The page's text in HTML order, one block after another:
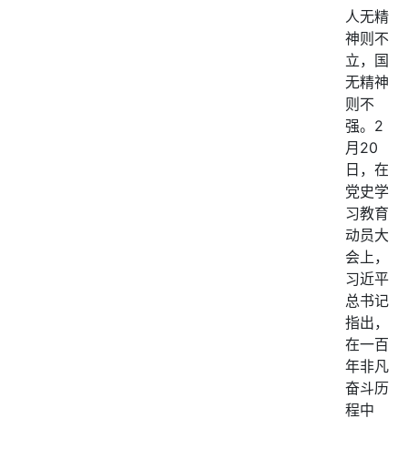
人无精
神则不
立，国
无精神
则不
强。2
月20
日，在
党史学
习教育
动员大
会上，
习近平
总书记
指出，
在一百
年非凡
奋斗历
程中